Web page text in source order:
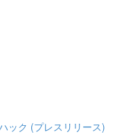
ック (プレスリリース)